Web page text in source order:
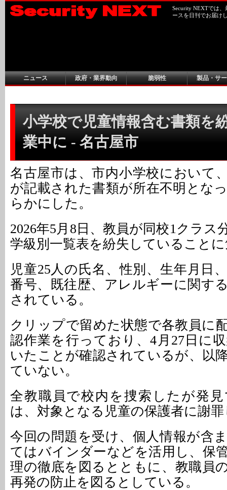
Security NEXTでは
ースを日刊でお届け
ニュース 政府・業界動向 脆弱性 製品・サ
小学校で児童情報含む書類を
業中に - 名古屋市
名古屋市は、市内小学校において
が記載された書類が所在不明とな
らかにした。
2026年5月8日、教員が同校1クラス
学級別一覧表を紛失していること
児童25人の氏名、性別、生年月日
番号、既往歴、アレルギーに関す
されている。
クリップで留めた状態で各教員に
認作業を行っており、4月27日に
いたことが確認されているが、以
ていない。
全教職員で校内を捜索したが発
は、対象となる児童の保護者に謝
今回の問題を受け、個人情報が含
てはバインダーなどを活用し、保
理の徹底を図るとともに、教職員
再発の防止を図るとしている。